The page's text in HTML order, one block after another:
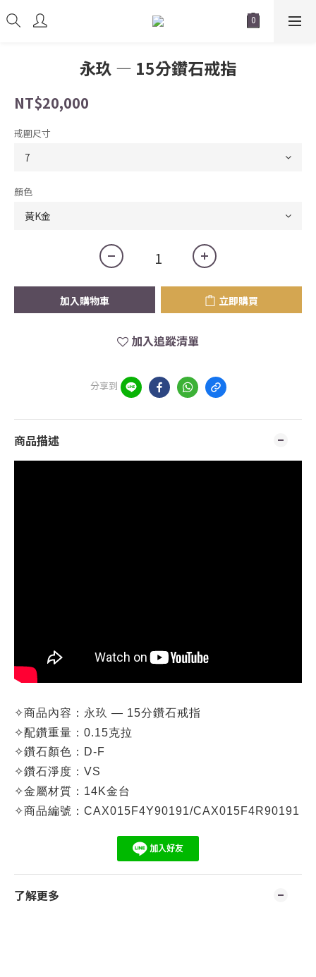
永玖 — 15分鑽石戒指
NT$20,000
戒圍尺寸
顏色
加入購物車 立即購買
加入追蹤清單
分享到
商品描述
✧商品內容： 永玖 — 15分鑽石戒指
✧配鑽重量：0.15克拉
✧鑽石顏色：D-F
✧鑽石淨度：VS
✧金屬材質：14K金台
✧商品編號：CAX015F4Y90191/CAX015F4R90191
了解更多